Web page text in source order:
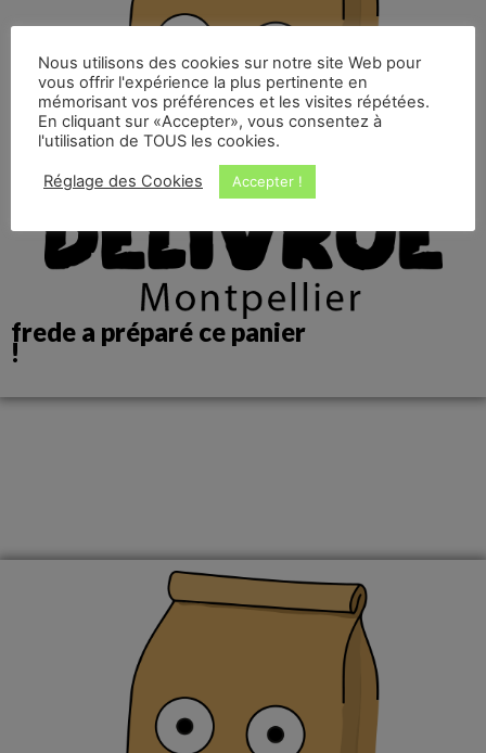
frede a préparé ce panier
!
Nous utilisons des cookies sur notre site Web pour
vous offrir l'expérience la plus pertinente en
mémorisant vos préférences et les visites répétées.
En cliquant sur «Accepter», vous consentez à
l'utilisation de TOUS les cookies.
Réglage des Cookies Accepter !